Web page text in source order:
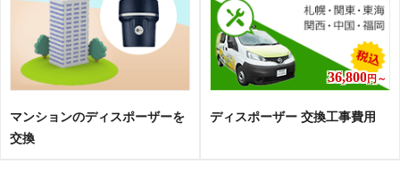
マンションのディスポーザーを
交換
36,800 円～
ディスポーザー 交換工事費用